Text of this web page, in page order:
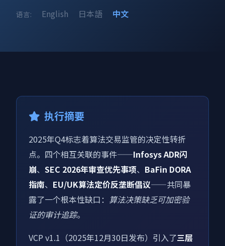
语言: English 日本語 中文
执行摘要
2025年Q4标志着算法交易监管的决定性转折
点。四个相互关联的事件——Infosys ADR闪
崩、 SEC 2026年审查优先事项、 BaFin DORA
指南、 EU/UK算法定价反垄断倡议——共同暴
露了一个根本性缺口： 算法决策缺乏可加密验
证的审计追踪。
VCP v1.1（2025年12月30日发布）引入了三层